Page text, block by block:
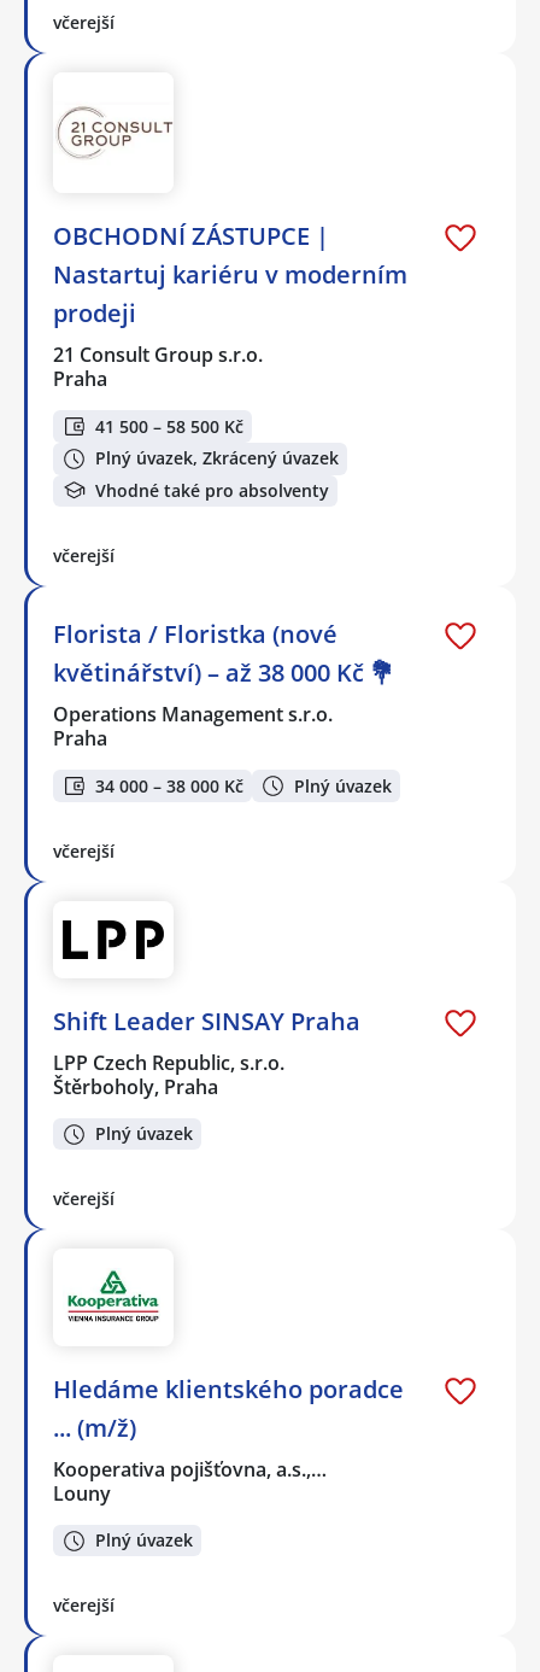
včerejší
OBCHODNÍ ZÁSTUPCE |
Nastartuj kariéru v moderním
prodeji
21 Consult Group s.r.o.
Praha
41 500 – 58 500 Kč
Plný úvazek, Zkrácený úvazek
Vhodné také pro absolventy
včerejší
Florista / Floristka (nové
květinářství) – až 38 000 Kč 💐
Operations Management s.r.o.
Praha
34 000 – 38 000 Kč Plný úvazek
včerejší
Shift Leader SINSAY Praha
LPP Czech Republic, s.r.o.
Štěrboholy, Praha
Plný úvazek
včerejší
Hledáme klientského poradce
... (m/ž)
Kooperativa pojišťovna, a.s.,…
Louny
Plný úvazek
včerejší